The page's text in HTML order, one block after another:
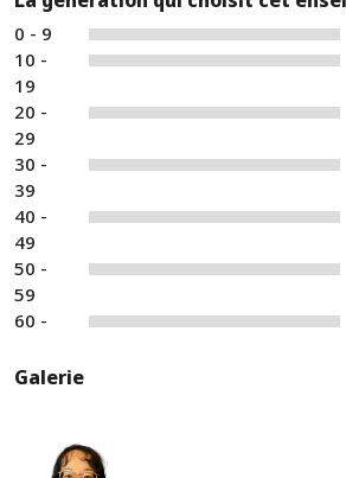
0 - 9
10 -
19
20 -
29
30 -
39
40 -
49
50 -
59
60 -
Galerie